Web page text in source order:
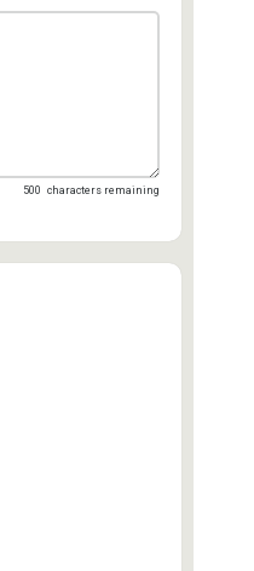
500 characters remaining